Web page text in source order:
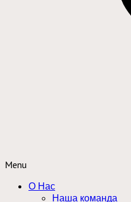
Menu
О Нас
Наша команда